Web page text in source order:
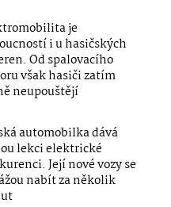
je
i u hasičských
Od spalovacího
však hasiči zatím
neupouštějí
automobilka dává
lekci elektrické
Její nové vozy se
nabít za několik